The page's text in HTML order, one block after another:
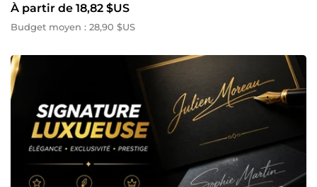
À partir de 18,82 $US
Budget moyen : 28,90 $US